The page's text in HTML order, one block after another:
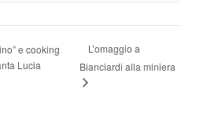
e cooking
Lucia
L’omaggio a
Bianciardi alla miniera